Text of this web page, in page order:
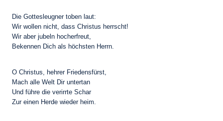
Die Gottesleugner toben laut:
Wir wollen nicht, dass Christus herrscht!
Wir aber jubeln hocherfreut,
Bekennen Dich als höchsten Herrn.
O Christus, hehrer Friedensfürst,
Mach alle Welt Dir untertan
Und führe die verirrte Schar
Zur einen Herde wieder heim.